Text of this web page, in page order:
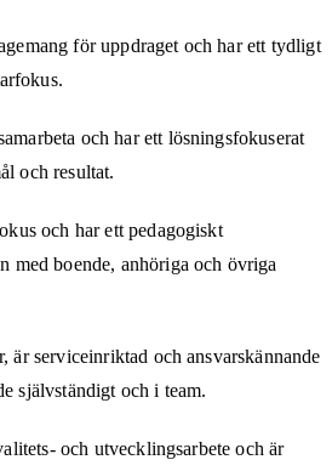
för uppdraget och har ett tydligt
och har ett lösningsfokuserat
och resultat.
och har ett pedagogiskt
med boende, anhöriga och övriga
är serviceinriktad och ansvarskännande
självständigt och i team.
och utvecklingsarbete och är